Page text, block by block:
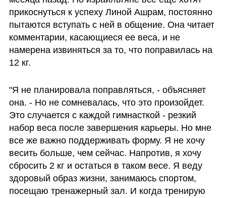
прикоснуться к успеху Линой Ашрам, постоянно
пытаются вступать с ней в общение. Она читает
комментарии, касающиеся ее веса, и не
намерена извиняться за то, что поправилась на
12 кг.
"Я не планировала поправляться, - объясняет
она. - Но не сомневалась, что это произойдет.
Это случается с каждой гимнасткой - резкий
набор веса после завершения карьеры. Но мне
все же важно поддерживать форму. Я не хочу
весить больше, чем сейчас. Напротив, я хочу
сбросить 2 кг и остаться в таком весе. Я веду
здоровый образ жизни, занимаюсь спортом,
посещаю тренажерный зал. И когда тренирую